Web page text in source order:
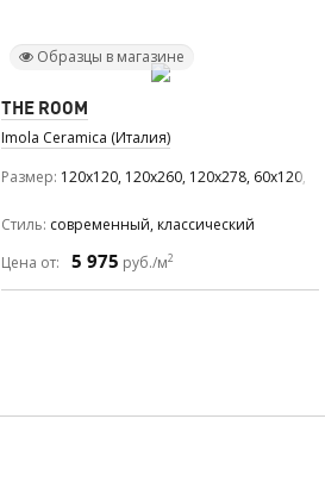
Образцы в магазине
THE ROOM
Imola Ceramica (Италия)
Размер 120x120, 120x260, 120x278, 60x120,
Стиль современный, классический
Цена от:
5 975 руб./м2